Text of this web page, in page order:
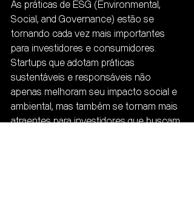
As práticas de ESG (Environmental,
Social, and Governance) estão se
tornando cada vez mais importantes
para investidores e consumidores.
Startups que adotam práticas
sustentáveis e responsáveis não
apenas melhoram seu impacto social e
ambiental, mas também se tornam mais
atraentes para investidores que buscam